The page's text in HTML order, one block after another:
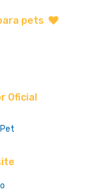
pets
Oficial